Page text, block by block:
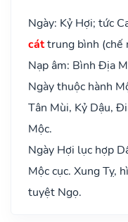
Ngày: Kỷ Hợi; tức
cáttrung bình (chế
Nạp âm: Bình Địa
Ngày thuộc hành
Tân Mùi, Kỷ Dậu,
Mộc.
Ngày Hợi lục hợp
Mộc cục. Xung Tỵ,
tuyệt Ngọ.